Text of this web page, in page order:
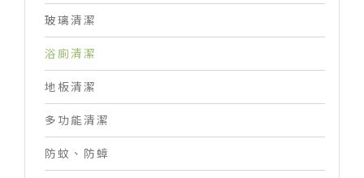
玻璃清潔
浴廁清潔
地板清潔
多功能清潔
防蚊、防蟑